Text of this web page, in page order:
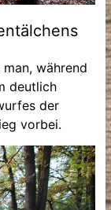
während
deutlich
der
vorbei.